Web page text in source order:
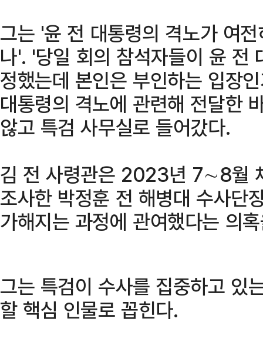
그는 '윤 전 대통령의 격노가 여
나'. '당일 회의 참석자들이 윤 전
정했는데 본인은 부인하는 입장
대통령의 격노에 관련해 전달한
않고 특검 사무실로 들어갔다.
김 전 사령관은 2023년 7∼8월
조사한 박정훈 전 해병대 수사단
가해지는 과정에 관여했다는 의
그는 특검이 수사를 집중하고 있
할 핵심 인물로 꼽힌다.